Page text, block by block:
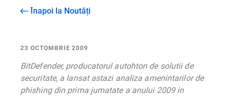
Înapoi la Noutăți
23 OCTOMBRIE 2009
BitDefender, producatorul autohton de solutii de
securitate, a lansat astazi analiza amenintarilor de
phishing din prima jumatate a anului 2009 in